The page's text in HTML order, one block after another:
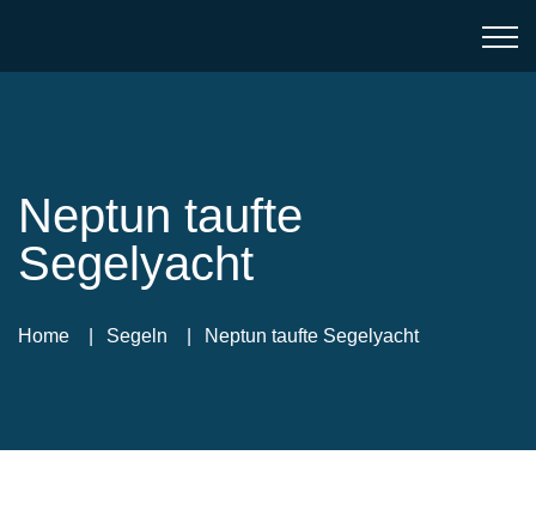
Neptun taufte
Segelyacht
Home Segeln Neptun taufte Segelyacht